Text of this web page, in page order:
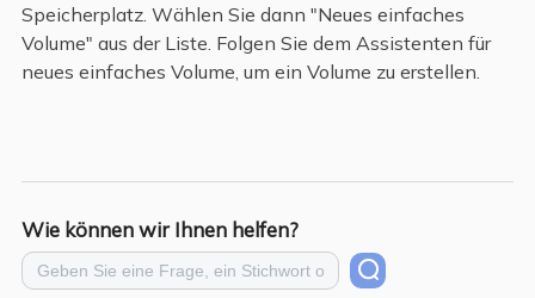
Speicherplatz. Wählen Sie dann "Neues einfaches
Volume" aus der Liste. Folgen Sie dem Assistenten für
neues einfaches Volume, um ein Volume zu erstellen.
Wie können wir Ihnen helfen?